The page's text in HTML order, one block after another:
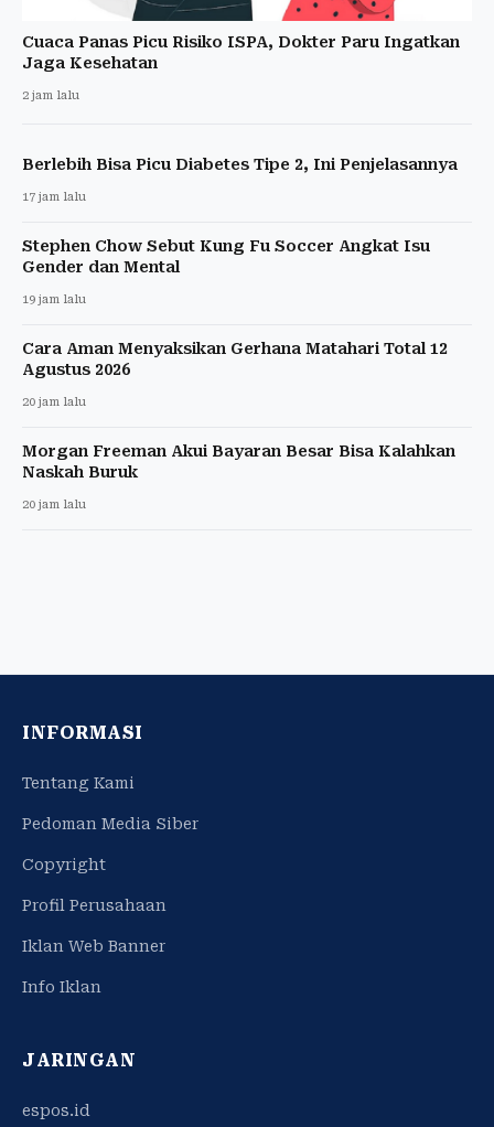
Cuaca Panas Picu Risiko ISPA, Dokter Paru Ingatkan
Jaga Kesehatan
2 jam lalu
Berlebih Bisa Picu Diabetes Tipe 2, Ini Penjelasannya
17 jam lalu
Stephen Chow Sebut Kung Fu Soccer Angkat Isu
Gender dan Mental
19 jam lalu
Cara Aman Menyaksikan Gerhana Matahari Total 12
Agustus 2026
20 jam lalu
Morgan Freeman Akui Bayaran Besar Bisa Kalahkan
Naskah Buruk
20 jam lalu
INFORMASI
Tentang Kami
Pedoman Media Siber
Copyright
Profil Perusahaan
Iklan Web Banner
Info Iklan
JARINGAN
espos.id